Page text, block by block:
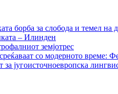
борба за слобода и темел на
– Илинден
земјотрес
со модерното време:
југоисточноевропска